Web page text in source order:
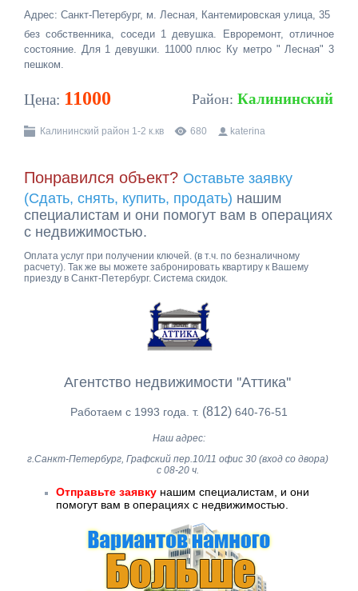
Адрес: Санкт-Петербург, м. Лесная, Кантемировская улица, 35
без собственника, соседи 1 девушка. Евроремонт, отличное
состояние. Для 1 девушки. 11000 плюс Ку метро " Лесная" 3
пешком.
Цена: 11000 Район: Калининский
Калининский район 1-2 к.кв 680 katerina
Понравился объект? Оставьте заявку
(Сдать, снять, купить, продать) нашим
специалистам и они помогут вам в операциях
с недвижимостью.
Оплата услуг при получении ключей. (в т.ч. по безналичному
расчету). Так же вы можете забронировать квартиру к Вашему
приезду в Санкт-Петербург. Система скидок.
Агентство недвижимости ''Аттика''
Работаем с 1993 года. т. (812) 640-76-51
Наш адрес:
г.Санкт-Петербург, Графский пер.10/11 офис 30 (вход со двора)
с 08-20 ч.
Отправьте заявку нашим специалистам, и они
помогут вам в операциях с недвижимостью.